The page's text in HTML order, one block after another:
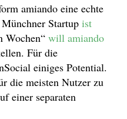
amiando eine echte
Startup ist
Wochen“ will amiando
Für die
einiges Potential.
die meisten Nutzer zu
einer separaten